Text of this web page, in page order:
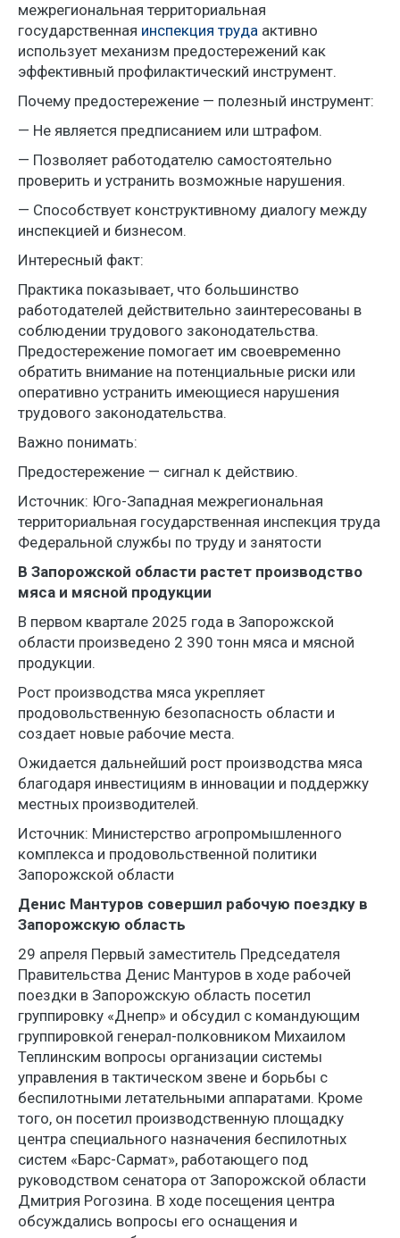
межрегиональная территориальная
государственная инспекция труда активно
использует механизм предостережений как
эффективный профилактический инструмент.
Почему предостережение — полезный инструмент:
— Не является предписанием или штрафом.
— Позволяет работодателю самостоятельно
проверить и устранить возможные нарушения.
— Способствует конструктивному диалогу между
инспекцией и бизнесом.
Интересный факт:
Практика показывает, что большинство
работодателей действительно заинтересованы в
соблюдении трудового законодательства.
Предостережение помогает им своевременно
обратить внимание на потенциальные риски или
оперативно устранить имеющиеся нарушения
трудового законодательства.
Важно понимать:
Предостережение — сигнал к действию.
Источник: Юго-Западная межрегиональная
территориальная государственная инспекция труда
Федеральной службы по труду и занятости
В Запорожской области растет производство
мяса и мясной продукции
В первом квартале 2025 года в Запорожской
области произведено 2 390 тонн мяса и мясной
продукции.
Рост производства мяса укрепляет
продовольственную безопасность области и
создает новые рабочие места.
Ожидается дальнейший рост производства мяса
благодаря инвестициям в инновации и поддержку
местных производителей.
Источник: Министерство агропромышленного
комплекса и продовольственной политики
Запорожской области
Денис Мантуров совершил рабочую поездку в
Запорожскую область
29 апреля Первый заместитель Председателя
Правительства Денис Мантуров в ходе рабочей
поездки в Запорожскую область посетил
группировку «Днепр» и обсудил с командующим
группировкой генерал-полковником Михаилом
Теплинским вопросы организации системы
управления в тактическом звене и борьбы с
беспилотными летательными аппаратами. Кроме
того, он посетил производственную площадку
центра специального назначения беспилотных
систем «Барс-Сармат», работающего под
руководством сенатора от Запорожской области
Дмитрия Рогозина. В ходе посещения центра
обсуждались вопросы его оснащения и